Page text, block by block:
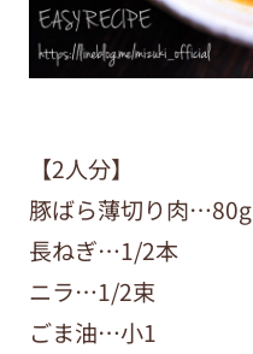
【2人分】
豚ばら薄切り肉…80g
長ねぎ…1/2本
ニラ…1/2束
ごま油…小1